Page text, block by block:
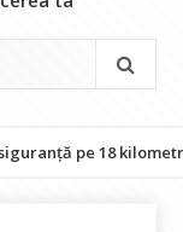
pe 18 kilometri de